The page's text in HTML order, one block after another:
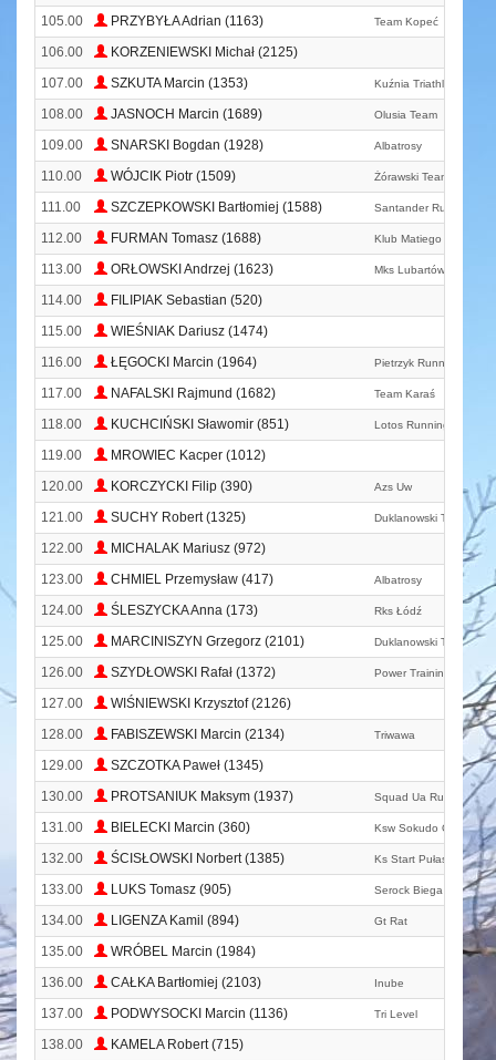
105.00
PRZYBYŁA Adrian (1163) Team Kopeć
106.00
KORZENIEWSKI Michał (2125)
107.00
SZKUTA Marcin (1353) Kuźnia Triathlonu
108.00 JASNOCH Marcin (1689) Olusia Team
109.00 SNARSKI Bogdan (1928) Albatrosy
110.00 WÓJCIK Piotr (1509) Żórawski Team
111.00 SZCZEPKOWSKI Bartłomiej (1588) Santander Running
112.00 FURMAN Tomasz (1688) Klub Matiego Jeżowe
113.00 ORŁOWSKI Andrzej (1623) Mks Lubartów
114.00
FILIPIAK Sebastian (520)
115.00
WIEŚNIAK Dariusz (1474)
116.00
ŁĘGOCKI Marcin (1964) Pietrzyk Running Team
117.00 NAFALSKI Rajmund (1682) Team Karaś
118.00 KUCHCIŃSKI Sławomir (851) Lotos Running Team
119.00
MROWIEC Kacper (1012)
120.00
KORCZYCKI Filip (390) Azs Uw
121.00 SUCHY Robert (1325) Duklanowski Team
122.00
MICHALAK Mariusz (972)
123.00
CHMIEL Przemysław (417) Albatrosy
124.00 ŚLESZYCKA Anna (173) Rks Łódź
125.00 MARCINISZYN Grzegorz (2101) Duklanowski Team
126.00 SZYDŁOWSKI Rafał (1372) Power Training
127.00
WIŚNIEWSKI Krzysztof (2126)
128.00
FABISZEWSKI Marcin (2134) Triwawa
129.00
SZCZOTKA Paweł (1345)
130.00
PROTSANIUK Maksym (1937) Squad Ua Runners
131.00 BIELECKI Marcin (360) Ksw Sokudo Otwock
132.00 ŚCISŁOWSKI Norbert (1385) Ks Start Pułaski Warka
133.00 LUKS Tomasz (905) Serock Biega Z
134.00 LIGENZA Kamil (894) Gt Rat
135.00
WRÓBEL Marcin (1984)
136.00
CAŁKA Bartłomiej (2103) Inube
137.00 PODWYSOCKI Marcin (1136) Tri Level
138.00
KAMELA Robert (715)